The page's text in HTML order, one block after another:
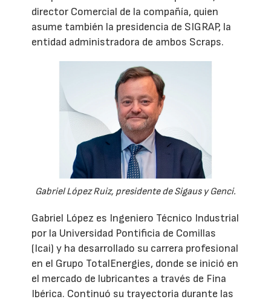
director Comercial de la compañía, quien
asume también la presidencia de SIGRAP, la
entidad administradora de ambos Scraps.
Gabriel López Ruiz, presidente de Sigaus y Genci.
Gabriel López es Ingeniero Técnico Industrial
por la Universidad Pontificia de Comillas
(Icai) y ha desarrollado su carrera profesional
en el Grupo TotalEnergies, donde se inició en
el mercado de lubricantes a través de Fina
Ibérica. Continuó su trayectoria durante las